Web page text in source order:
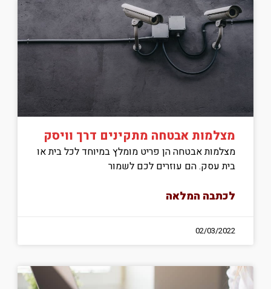
מצלמות אבטחה מתקינים דרך וויסק
מצלמות אבטחה הן פריט מומלץ במיוחד לכל בית או
בית עסק. הם עוזרים לכם לשמור
לכתבה המלאה
02/03/2022